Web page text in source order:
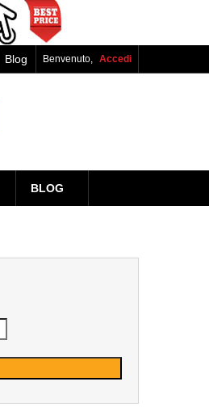
Blog Benvenuto, Accedi
BLOG